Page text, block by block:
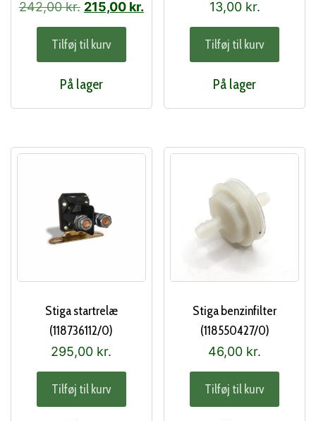
9281-01)
242,00kr. Den
oprindelige
pris
var:
242,00 kr..
215,00 kr.Den
Tilføj til kurv
På lager
13,00 kr.
Tilføj til kurv
På lager
Stiga startrelæ
(118736112/0)
295,00 kr.
Tilføj til kurv
Stiga benzinfilter
(118550427/0)
46,00 kr.
Tilføj til kurv